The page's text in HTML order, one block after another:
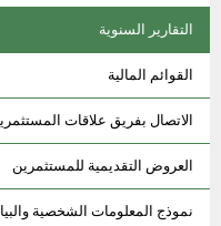
التقارير السنوية
القوائم المالية
الاتصال بفريق علاقات
العروض التقديمية للمستثمرين
نموذج المعلومات الشخصية